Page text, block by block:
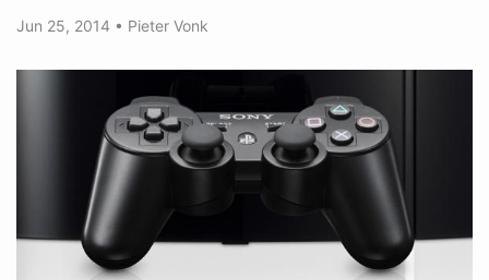
Jun 25, 2014 • Pieter Vonk